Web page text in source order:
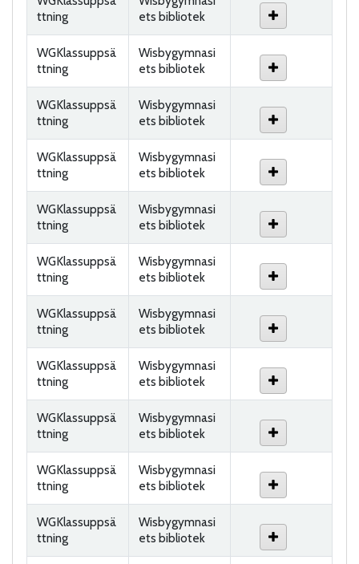
ttning
ets bibliotek
WGKlassuppsä
ttning
Wisbygymnasi
ets bibliotek
WGKlassuppsä
ttning
Wisbygymnasi
ets bibliotek
WGKlassuppsä
ttning
Wisbygymnasi
ets bibliotek
WGKlassuppsä
ttning
Wisbygymnasi
ets bibliotek
WGKlassuppsä
ttning
Wisbygymnasi
ets bibliotek
WGKlassuppsä
ttning
Wisbygymnasi
ets bibliotek
WGKlassuppsä
ttning
Wisbygymnasi
ets bibliotek
WGKlassuppsä
ttning
Wisbygymnasi
ets bibliotek
WGKlassuppsä
ttning
Wisbygymnasi
ets bibliotek
WGKlassuppsä
ttning
Wisbygymnasi
ets bibliotek